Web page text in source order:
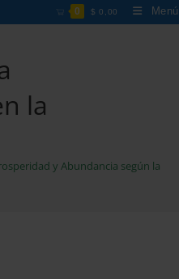
0 $ 0,00 Menú
la
y Abundancia según la